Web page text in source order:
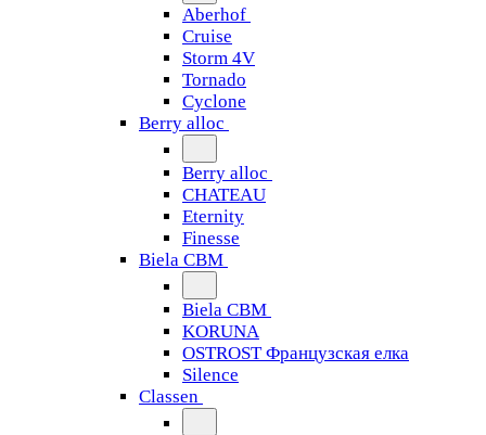
Aberhof
Cruise
Storm 4V
Tornado
Сyclone
Berry alloc
Berry alloc
CHATEAU
Eternity
Finesse
Biela CBM
Biela CBM
KORUNA
OSTROST Французская елка
Silence
Classen